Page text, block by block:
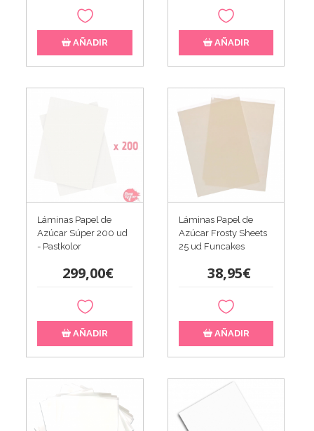
AÑADIR AÑADIR
Láminas Papel de
Azúcar Súper 200 ud
- Pastkolor
299,00€
AÑADIR
Láminas Papel de
Azúcar Frosty Sheets
25 ud Funcakes
38,95€
AÑADIR